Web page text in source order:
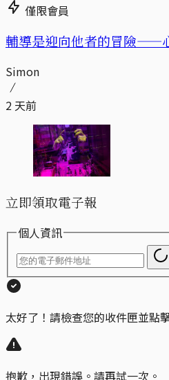
僅限會員
輔導是迎向他者的冒險——
Simon
2 天前
立即領取電子報
個人資訊
太好了！請檢查您的收件匣並點
抱歉，出現錯誤。請再試一次。